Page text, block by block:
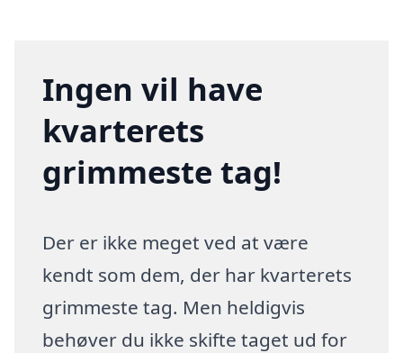
Ingen vil have
kvarterets
grimmeste tag!
Der er ikke meget ved at være
kendt som dem, der har kvarterets
grimmeste tag. Men heldigvis
behøver du ikke skifte taget ud for